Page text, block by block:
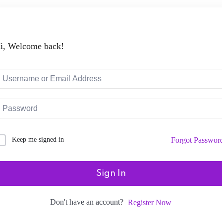
Welcome back!
Keep me signed in Forgot
Sign In
Don't have an account? Register Now